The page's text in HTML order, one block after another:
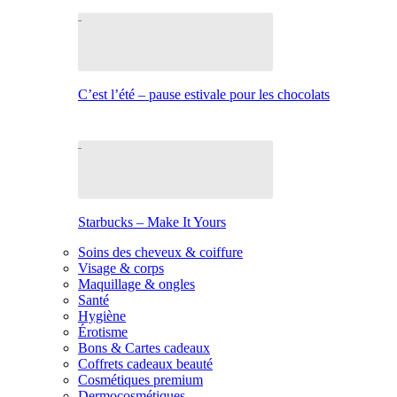
C’est l’été – pause estivale pour les chocolats
Starbucks – Make It Yours
Soins des cheveux & coiffure
Visage & corps
Maquillage & ongles
Santé
Hygiène
Érotisme
Bons & Cartes cadeaux
Coffrets cadeaux beauté
Cosmétiques premium